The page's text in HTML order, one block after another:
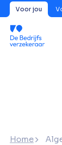
Voor jou
Home